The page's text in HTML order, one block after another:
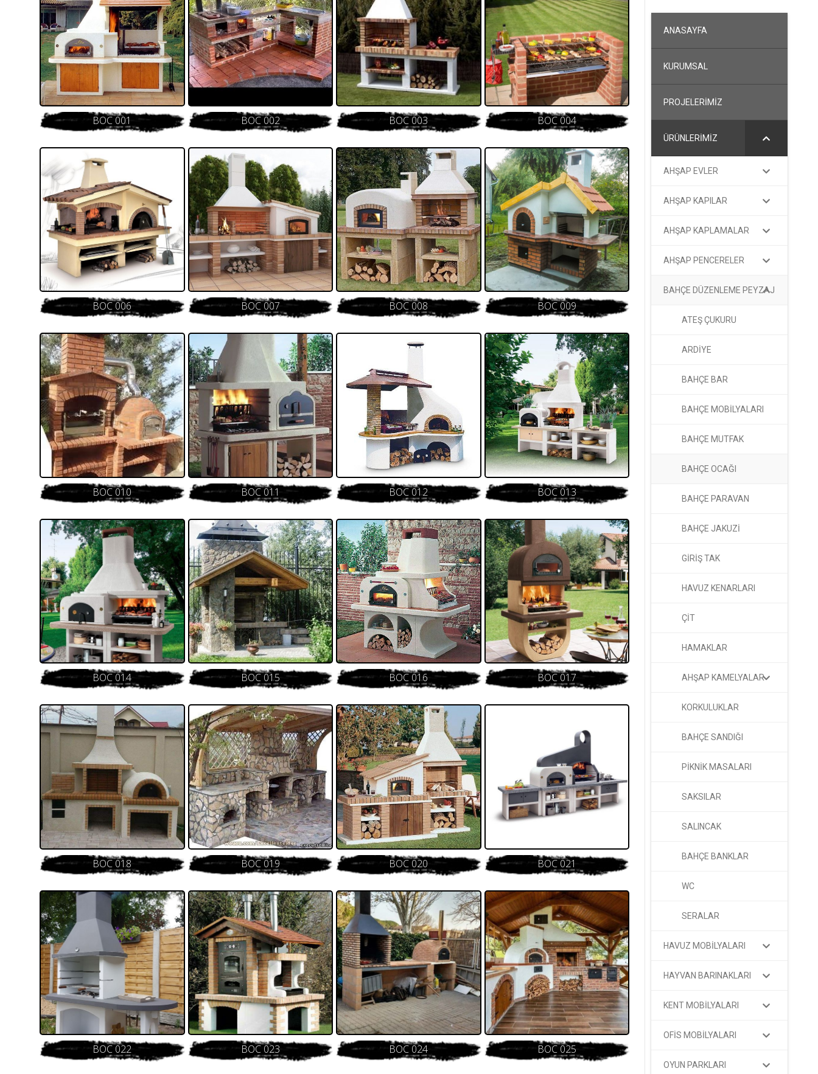
BOC 001 BOC 002 BOC 003 BOC 004
BOC 006 BOC 007 BOC 008 BOC 009
BOC 010 BOC 011 BOC 012 BOC 013
BOC 014 BOC 015 BOC 016 BOC 017
BOC 018 BOC 019 BOC 020 BOC 021
BOC 022 BOC 023 BOC 024 BOC 025
ANASAYFA
KURUMSAL
PROJELERİMİZ
ÜRÜNLERİMİZ
AHŞAP EVLER
AHŞAP KAPILAR
AHŞAP KAPLAMALAR
AHŞAP PENCERELER
BAHÇE DÜZENLEME PEYZAJ
ATEŞ ÇUKURU
ARDİYE
BAHÇE BAR
BAHÇE MOBİLYALARI
BAHÇE MUTFAK
BAHÇE OCAĞI
BAHÇE PARAVAN
BAHÇE JAKUZİ
GİRİŞ TAK
HAVUZ KENARLARI
ÇİT
HAMAKLAR
AHŞAP KAMELYALAR
KORKULUKLAR
BAHÇE SANDIĞI
PİKNİK MASALARI
SAKSILAR
SALINCAK
BAHÇE BANKLAR
WC
SERALAR
HAVUZ MOBİLYALARI
HAYVAN BARINAKLARI
KENT MOBİLYALARI
OFİS MOBİLYALARI
OYUN PARKLARI